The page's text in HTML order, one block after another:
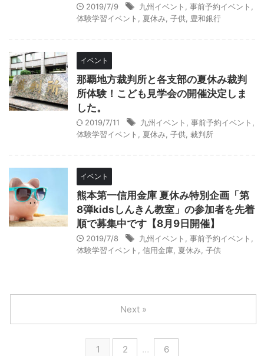
2019/7/9 九州イベント 事前予約イベント
体験学習イベント
夏休み 子供 豊和銀行
イベント
那覇地方裁判所と各支部の夏休み裁判
所体験！こども見学会の開催決定しま
した。
2019/7/11 九州イベント 事前予約イベント
体験学習イベント
夏休み 子供 裁判所
イベント
熊本第一信用金庫 夏休み特別企画「第
8弾kidsしんきん教室」の参加者を先着
順で募集中です【8月9日開催】
2019/7/8 九州イベント 事前予約イベント
体験学習イベント
信用金庫 夏休み 子供
1 2 … 6
Next »